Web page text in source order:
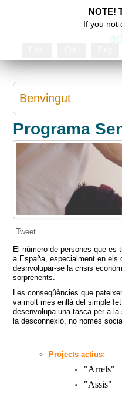
NOTE!
If you not
Benvingut
Programa
Tweet
El número de persones que es
a España, especialment en els
desnvolupar-se la crisis
sorprenents.
Les conseqûències que
va molt més enllà del simple
desenvolupa una tasca per a
la desconnexió, no només
Projects actius:
"Arrels"
"Assis"